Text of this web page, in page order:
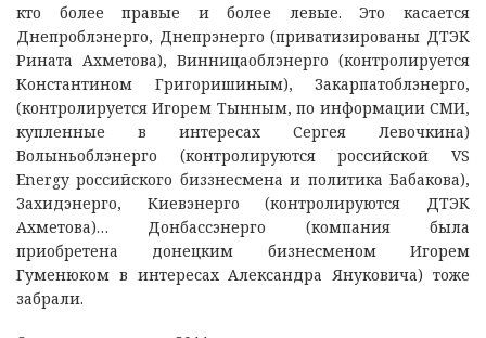
кто более правые и более левые. Это касается
Днепроблэнерго, Днепрэнерго (приватизированы ДТЭК
Рината Ахметова), Винницаоблэнерго (контролируется
Константином Григоришиным), Закарпатоблэнерго,
(контролируется Игорем Тынным, по информации СМИ,
купленные в интересах Сергея Левочкина)
Волыньоблэнерго (контролируются российской VS
Energy российского биззнесмена и политика Бабакова),
Захидэнерго, Киевэнерго (контролируются ДТЭК
Ахметова)… Донбассэнерго (компания была
приобретена донецким бизнесменом Игорем
Гуменюком в интересах Александра Януковича) тоже
забрали.